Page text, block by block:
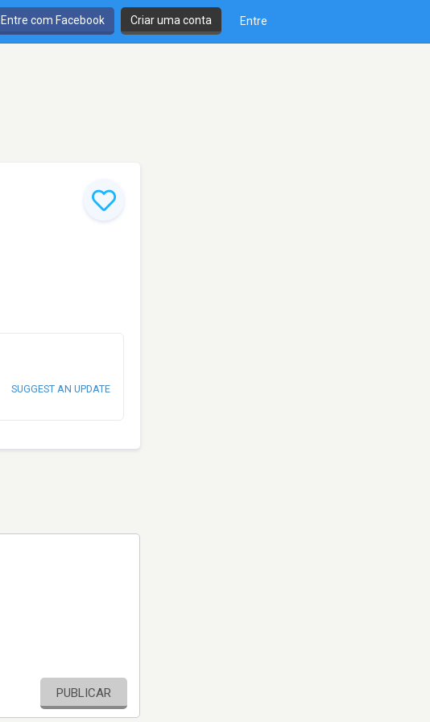
Entre com Facebook Criar uma conta Entre
SUGGEST AN UPDATE
PUBLICAR